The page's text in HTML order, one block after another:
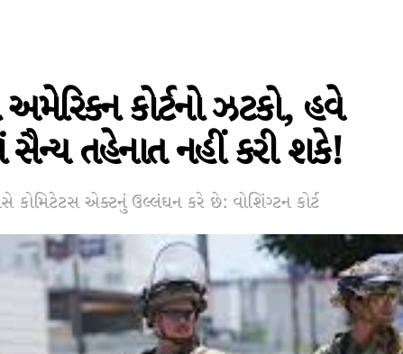
અમેરિકન કોર્ટનો ઝટકો, હવે
સૈન્ય તહેનાત નહીં કરી શકે!
પોસે કોમિટેટસ એક્ટનું ઉલ્લંઘન કરે છે: વોશિંગ્ટન કોર્ટ